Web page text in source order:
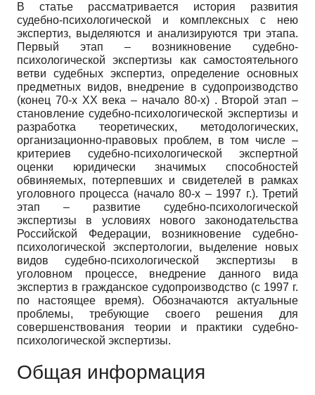
В статье рассматривается история развития
судебно-психологической и комплексных с нею
экспертиз, выделяются и анализируются три этапа.
Первый этап – возникновение судебно-
психологической экспертизы как самостоятельного
ветви судебных экспертиз, определение основных
предметных видов, внедрение в судопроизводство
(конец 70-х ХХ века – начало 80-х) . Второй этап –
становление судебно-психологической экспертизы и
разработка теоретических, методологических,
организационно-правовых проблем, в том числе –
критериев судебно-психологической экспертной
оценки юридически значимых способностей
обвиняемых, потерпевших и свидетелей в рамках
уголовного процесса (начало 80-х – 1997 г.). Третий
этап – развитие судебно-психологической
экспертизы в условиях нового законодательства
Российской Федерации, возникновение судебно-
психологической экспертологии, выделение новых
видов судебно-психологической экспертизы в
уголовном процессе, внедрение данного вида
экспертиз в гражданское судопроизводство (с 1997 г.
по настоящее время). Обозначаются актуальные
проблемы, требующие своего решения для
совершенствования теории и практики судебно-
психологической экспертизы.
Общая информация